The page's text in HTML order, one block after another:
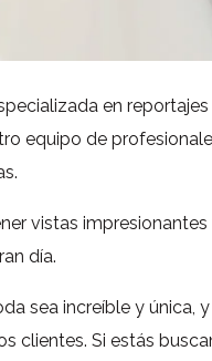
en
equipo de
vistas
día.
sea increíble y única,
clientes. Si estás